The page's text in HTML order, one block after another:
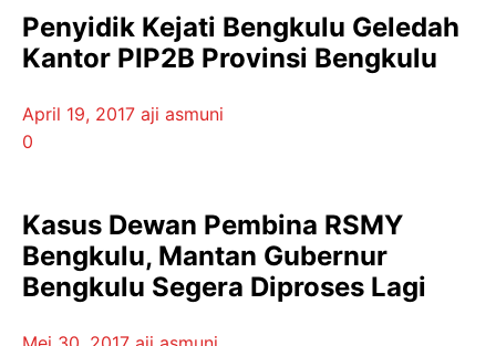
Penyidik Kejati Bengkulu Geledah
Kantor PIP2B Provinsi Bengkulu
April 19, 2017 aji asmuni
0
Kasus Dewan Pembina RSMY
Bengkulu, Mantan Gubernur
Bengkulu Segera Diproses Lagi